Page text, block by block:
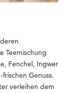
Teemischung
Fenchel, Ingwer
Genuss.
verleihen dem